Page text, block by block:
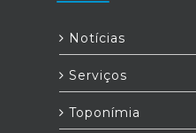
Notícias
Serviços
Toponímia